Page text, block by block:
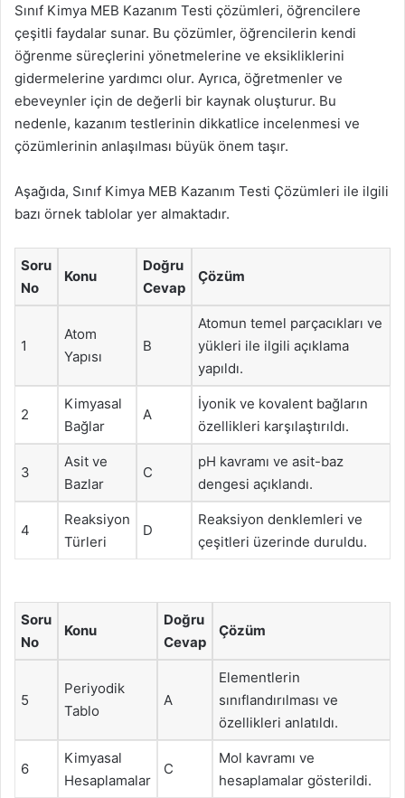
Sınıf Kimya MEB Kazanım Testi çözümleri, öğrencilere
çeşitli faydalar sunar. Bu çözümler, öğrencilerin kendi
öğrenme süreçlerini yönetmelerine ve eksikliklerini
gidermelerine yardımcı olur. Ayrıca, öğretmenler ve
ebeveynler için de değerli bir kaynak oluşturur. Bu
nedenle, kazanım testlerinin dikkatlice incelenmesi ve
çözümlerinin anlaşılması büyük önem taşır.
Aşağıda, Sınıf Kimya MEB Kazanım Testi Çözümleri ile ilgili
bazı örnek tablolar yer almaktadır.
Soru
No
Konu
Doğru
Cevap
Çözüm
1
Atom
Yapısı
B
Atomun temel parçacıkları ve
yükleri ile ilgili açıklama
yapıldı.
2
Kimyasal
Bağlar
A
İyonik ve kovalent bağların
özellikleri karşılaştırıldı.
3
Asit ve
Bazlar
C
pH kavramı ve asit-baz
dengesi açıklandı.
4
Reaksiyon
Türleri
D
Reaksiyon denklemleri ve
çeşitleri üzerinde duruldu.
Soru
No
Konu
Doğru
Cevap
Çözüm
5
Periyodik
Tablo
A
Elementlerin
sınıflandırılması ve
özellikleri anlatıldı.
6
Kimyasal
Hesaplamalar
C
Mol kavramı ve
hesaplamalar gösterildi.